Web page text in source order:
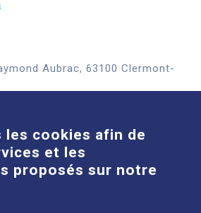
Aubrac, 63100 Clermont-
63118 Cébazat
les cookies afin de
et les
proposés sur notre